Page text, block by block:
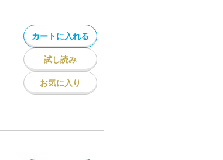
カートに入れる
試し読み
お気に入り